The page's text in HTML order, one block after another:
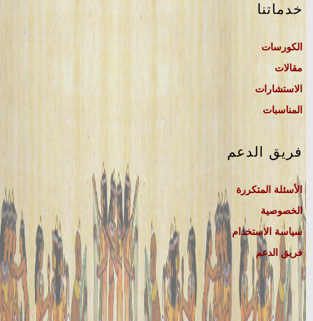
خدماتنا
الكورسات
مقالات
الاستشارات
المناسبات
فريق الدعم
الأسئلة المتكررة
الخصوصية
سياسة الاستخدام
فريق الدعم